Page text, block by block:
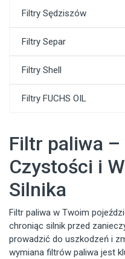
Filtry Sędziszów
Filtry Separ
Filtry Shell
Filtry FUCHS OIL
Filtr paliwa –
Czystości i
Silnika
Filtr paliwa w Twoim
chroniąc silnik przed
prowadzić do uszkodzeń i
wymiana filtrów paliwa jest